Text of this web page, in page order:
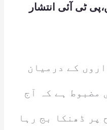
ٹی آئی انتشار
کے درمیان
مضبوط ہے کہ آج
پر ڈھنکا بج رہا